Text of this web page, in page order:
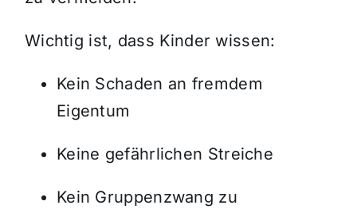
Wichtig ist, dass Kinder wissen:
Kein Schaden an fremdem
Eigentum
Keine gefährlichen Streiche
Kein Gruppenzwang zu